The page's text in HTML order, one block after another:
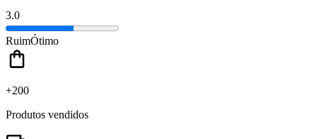
3.0
RuimÓtimo
+200
Produtos vendidos